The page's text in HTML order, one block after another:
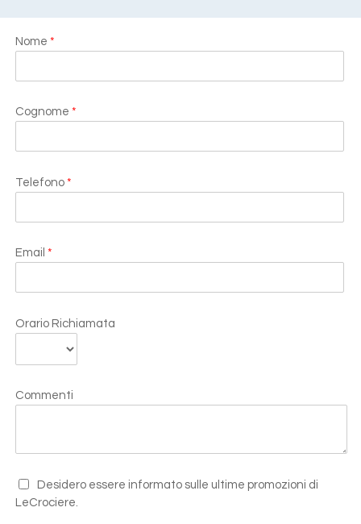
Nome *
Cognome *
Telefono *
Email *
Orario Richiamata
Commenti
Desidero essere informato sulle ultime promozioni di
LeCrociere.